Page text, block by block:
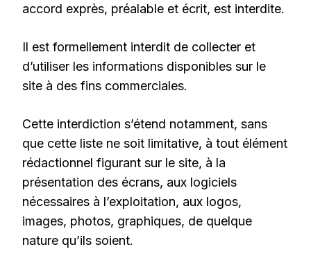
accord exprès, préalable et écrit, est interdite.
Il est formellement interdit de collecter et
d’utiliser les informations disponibles sur le
site à des fins commerciales.
Cette interdiction s’étend notamment, sans
que cette liste ne soit limitative, à tout élément
rédactionnel figurant sur le site, à la
présentation des écrans, aux logiciels
nécessaires à l’exploitation, aux logos,
images, photos, graphiques, de quelque
nature qu’ils soient.